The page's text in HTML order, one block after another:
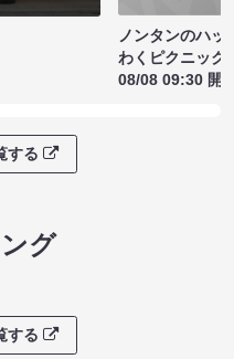
ノンタンのハッ
わくピクニック
08/08 09:30 開
する
グ
する